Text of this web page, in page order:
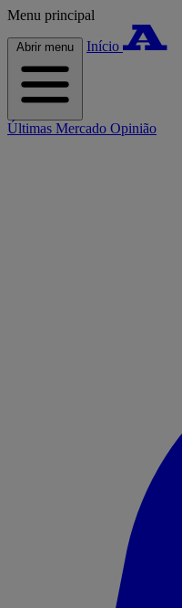
Menu principal
Abrir menu Início
Últimas Mercado Opinião